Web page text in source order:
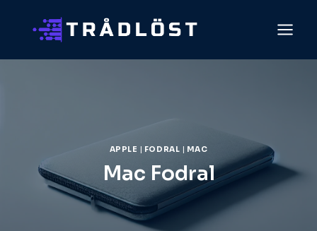
APPLE | FODRAL | MAC
Mac Fodral